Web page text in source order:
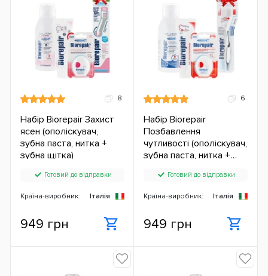
8
Набір Biorepair Захист
ясен (ополіскувач,
зубна паста, нитка +
зубна щітка)
Готовий до відправки
Країна-виробник: Італія
949 грн
6
Набір Biorepair
Позбавлення
чутливості (ополіскувач,
зубна паста, нитка +
Готовий до відправки
Країна-виробник: Італія
949 грн